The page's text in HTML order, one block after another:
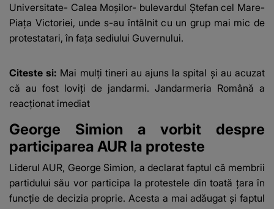
Universitate- Calea Moşilor- bulevardul Ştefan cel Mare-
Piaţa Victoriei, unde s-au întâlnit cu un grup mai mic de
protestatari, în faţa sediului Guvernului.
Citeste si: Mai mulți tineri au ajuns la spital și au acuzat
că au fost loviți de jandarmi. Jandarmeria Română a
reacționat imediat
George Simion a vorbit despre
participarea AUR la proteste
Liderul AUR, George Simion, a declarat faptul că membrii
partidului său vor participa la protestele din toată ţara în
funcţie de decizia proprie. Acesta a mai adăugat și faptul